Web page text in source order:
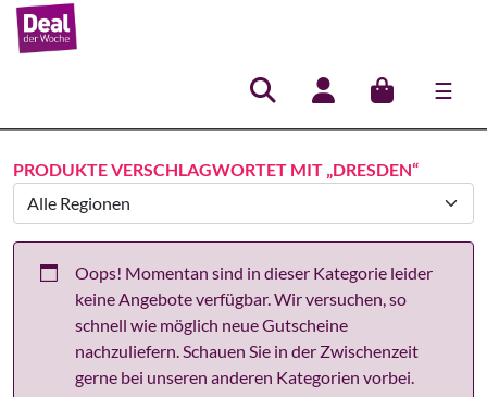
☰
Hauptnavigation
PRODUKTE VERSCHLAGWORTET MIT „DRESDEN“
Oops! Momentan sind in dieser Kategorie leider
keine Angebote verfügbar. Wir versuchen, so
schnell wie möglich neue Gutscheine
nachzuliefern. Schauen Sie in der Zwischenzeit
gerne bei unseren anderen Kategorien vorbei.